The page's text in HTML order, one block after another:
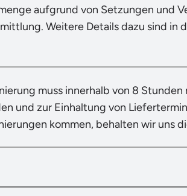
aufgrund von Setzungen und
Weitere Details dazu sind
muss innerhalb von 8
und zur Einhaltung von
kommen, behalten wir uns